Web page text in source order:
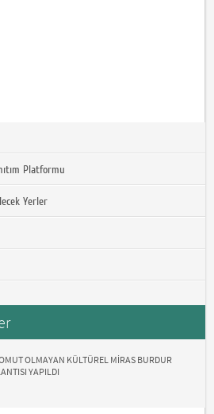
Platformu
Yerler
OLMAYAN KÜLTÜREL MİRAS BURDUR
YAPILDI